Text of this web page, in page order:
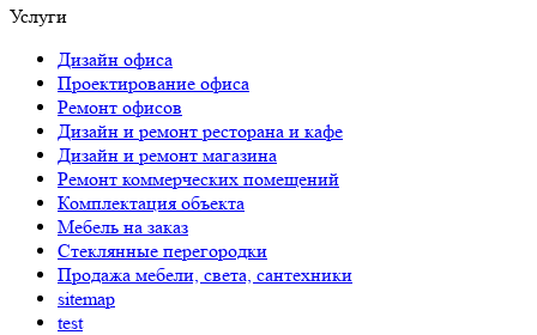
Услуги
Дизайн офиса
Проектирование офиса
Ремонт офисов
Дизайн и ремонт ресторана и кафе
Дизайн и ремонт магазина
Ремонт коммерческих помещений
Комплектация объекта
Мебель на заказ
Стеклянные перегородки
Продажа мебели, света, сантехники
sitemap
test